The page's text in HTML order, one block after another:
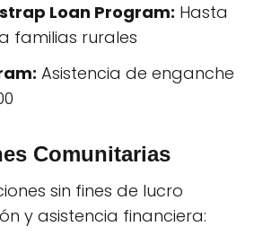
Loan Program: Hasta
familias rurales
Asistencia de enganche
Comunitarias
sin fines de lucro
y asistencia financiera: